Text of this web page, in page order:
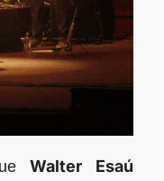
Walter Esaú